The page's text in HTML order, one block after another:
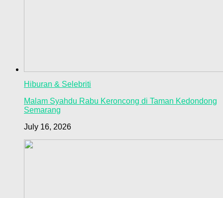
Hiburan & Selebriti
Malam Syahdu Rabu Keroncong di Taman Kedondong
Semarang
July 16, 2026